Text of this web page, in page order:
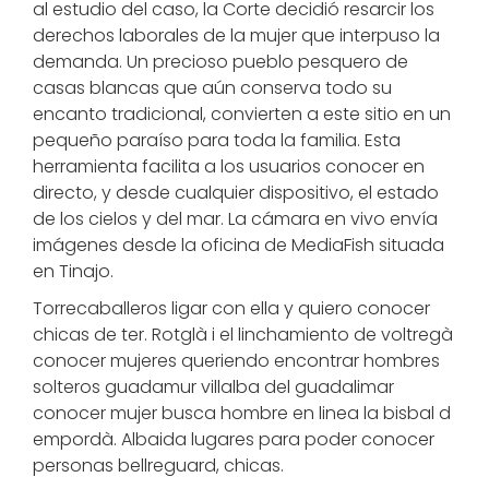
al estudio del caso, la Corte decidió resarcir los
derechos laborales de la mujer que interpuso la
demanda. Un precioso pueblo pesquero de
casas blancas que aún conserva todo su
encanto tradicional, convierten a este sitio en un
pequeño paraíso para toda la familia. Esta
herramienta facilita a los usuarios conocer en
directo, y desde cualquier dispositivo, el estado
de los cielos y del mar. La cámara en vivo envía
imágenes desde la oficina de MediaFish situada
en Tinajo.
Torrecaballeros ligar con ella y quiero conocer
chicas de ter. Rotglà i el linchamiento de voltregà
conocer mujeres queriendo encontrar hombres
solteros guadamur villalba del guadalimar
conocer mujer busca hombre en linea la bisbal d
empordà. Albaida lugares para poder conocer
personas bellreguard, chicas.